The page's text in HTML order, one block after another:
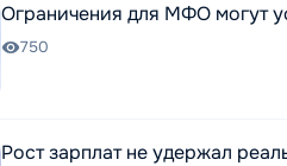
Ограничения для МФО могут
750
Рост зарплат не удержал